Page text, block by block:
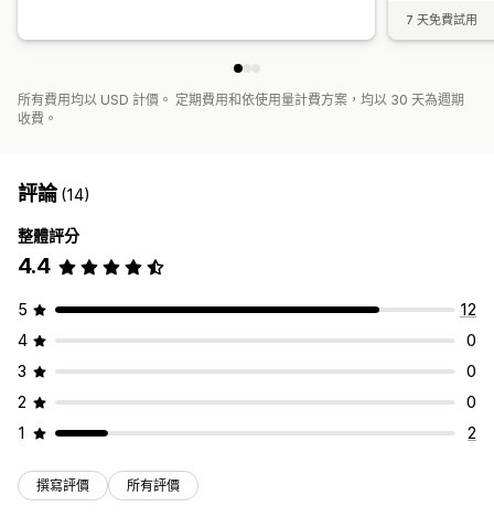
7 天免費試用
所有費用均以 USD 計價。 定期費用和依使用量計費方案，均以 30 天為週期
收費。
評論(14)
整體評分
4.4
5
12
4
0
3
0
2
0
1
2
撰寫評價 所有評價